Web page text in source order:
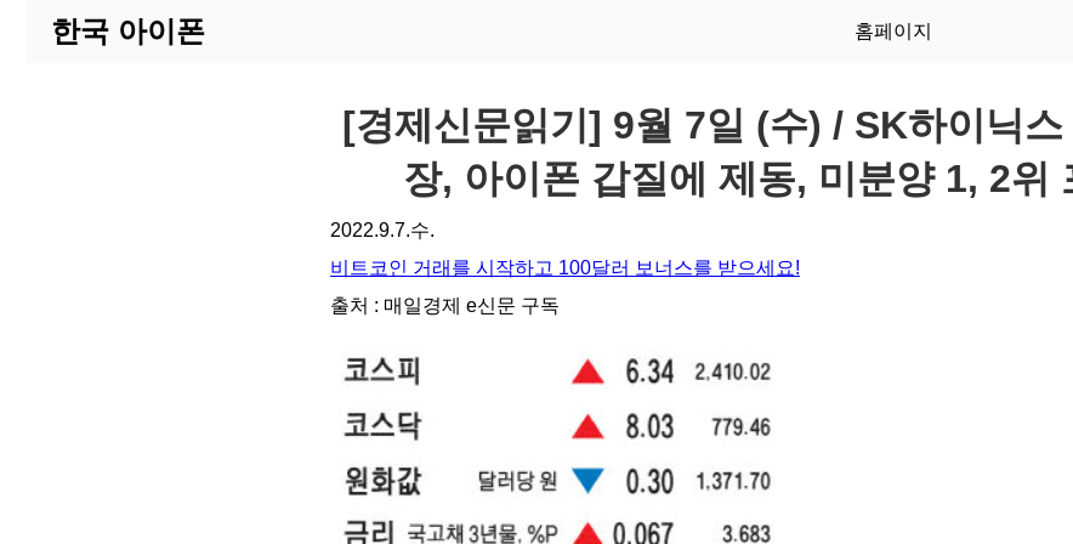
한국 아이폰 홈페이지
[경제신문읽기] 9월 7일 (수) / SK하이닉
장, 아이폰 갑질에 제동, 미분양 1, 2위
2022.9.7.수.
비트코인 거래를 시작하고 100달러 보너스를 받으세요!
출처 : 매일경제 e신문 구독